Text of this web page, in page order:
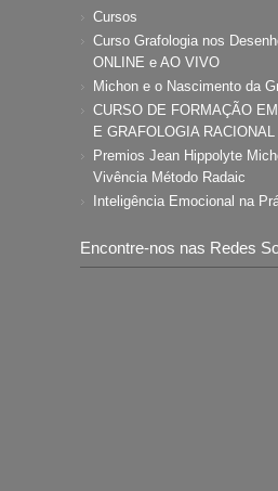
Cursos
Curso Grafologia nos
ONLINE e AO VIVO
Michon e o Nascimento da
CURSO DE FORMAÇÃO
E GRAFOLOGIA RACIONAL
Premios Jean Hippolyte
Vivência Método Radaic
Inteligência Emocional na
Encontre-nos nas Redes